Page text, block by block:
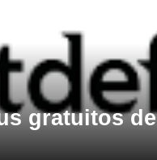
gratuitos de